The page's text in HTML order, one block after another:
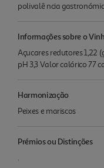
polivalê ncia
Informações sobre o
Açucares redutores 1,22
pH 3,3 Valor calórico 77
Harmonização
Peixes e mariscos
Prémios ou Distinções
.